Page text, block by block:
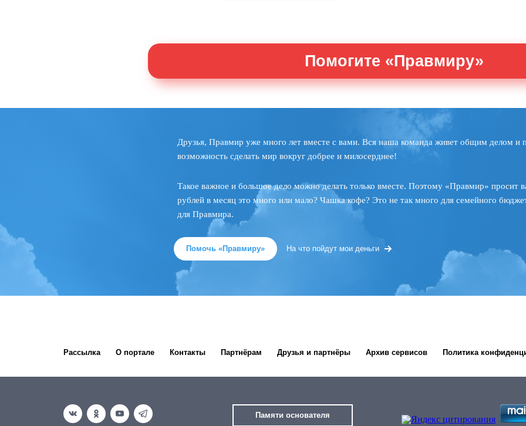
Помогите «Правмиру»
Друзья, Правмир уже много лет вместе с вами. Вся наша команда живет общим делом и
возможность сделать мир вокруг добрее и милосерднее!
Такое важное и большое дело можно делать только вместе. Поэтому «Правмир» просит
рублей в месяц это много или мало? Чашка кофе? Это не так много для семейного
для Правмира.
Помочь «Правмиру» На что пойдут мои деньги
Рассылка О портале Контакты Партнёрам Друзья и партнёры Архив сервисов Политика
Памяти основателя